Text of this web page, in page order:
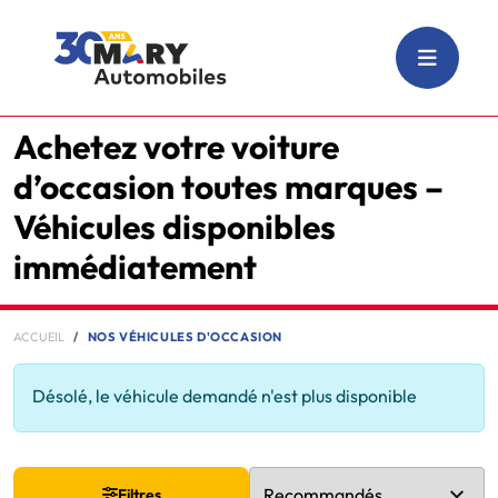
Achetez votre voiture
d’occasion toutes marques –
Véhicules disponibles
immédiatement
ACCUEIL NOS VÉHICULES D'OCCASION
Désolé, le véhicule demandé n'est plus disponible